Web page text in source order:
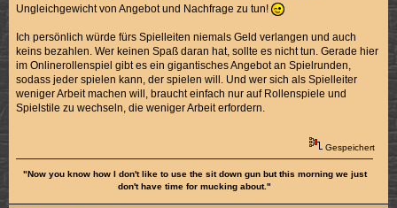
Ungleichgewicht von Angebot und Nachfrage zu tun!
Ich persönlich würde fürs Spielleiten niemals Geld verlangen und auch
keins bezahlen. Wer keinen Spaß daran hat, sollte es nicht tun. Gerade hier
im Onlinerollenspiel gibt es ein gigantisches Angebot an Spielrunden,
sodass jeder spielen kann, der spielen will. Und wer sich als Spielleiter
weniger Arbeit machen will, braucht einfach nur auf Rollenspiele und
Spielstile zu wechseln, die weniger Arbeit erfordern.
Gespeichert
"Now you know how I don't like to use the sit down gun but this morning we just
don't have time for mucking about."